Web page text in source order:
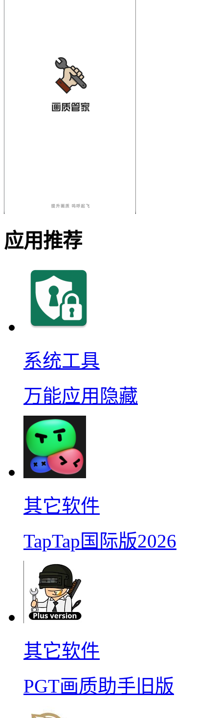
应用推荐
系统工具
万能应用隐藏
其它软件
TapTap国际版2026
其它软件
PGT画质助手旧版